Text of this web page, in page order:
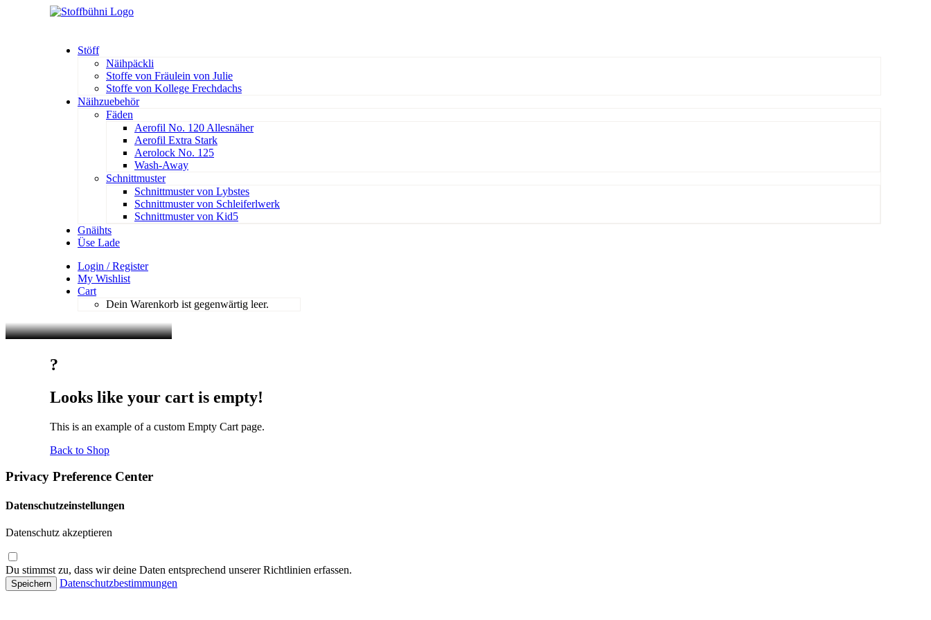
Stöff
Näihpäckli
Stoffe von Fräulein von Julie
Stoffe von Kollege Frechdachs
Näihzuebehör
Fäden
Aerofil No. 120 Allesnäher
Aerofil Extra Stark
Aerolock No. 125
Wash-Away
Schnittmuster
Schnittmuster von Lybstes
Schnittmuster von Schleiferlwerk
Schnittmuster von Kid5
Gnäihts
Üse Lade
Login / Register
My Wishlist
Cart
Dein Warenkorb ist gegenwärtig leer.
?
Looks like your cart is empty!
This is an example of a custom Empty Cart page.
Back to Shop
Privacy Preference Center
Datenschutzeinstellungen
Datenschutz akzeptieren
Du stimmst zu, dass wir deine Daten entsprechend unserer Richtlinien erfassen.
Datenschutzbestimmungen